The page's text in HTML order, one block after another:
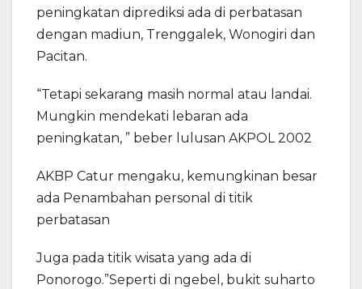
peningkatan diprediksi ada di perbatasan
dengan madiun, Trenggalek, Wonogiri dan
Pacitan.
“Tetapi sekarang masih normal atau landai.
Mungkin mendekati lebaran ada
peningkatan, ” beber lulusan AKPOL 2002
AKBP Catur mengaku, kemungkinan besar
ada Penambahan personal di titik
perbatasan
Juga pada titik wisata yang ada di
Ponorogo.”Seperti di ngebel, bukit suharto